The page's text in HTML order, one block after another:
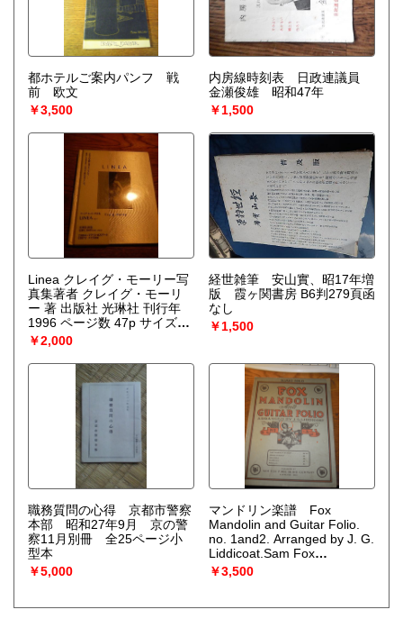
都ホテルご案内パンフ 戦
前 欧文
￥3,500
内房線時刻表 日政連議員
金瀬俊雄 昭和47年
￥1,500
Linea クレイグ・モーリー写
真集著者 クレイグ・モーリ
ー 著 出版社 光琳社 刊行年
1996 ページ数 47p サイズ
17×14cm ISBN 4771302278
状態 アクリルカバーに経年
のいたみあります。 解説 初
版 カバー 帯
￥2,000
経世雑筆 安山實、昭17年増
版 霞ヶ関書房 B6判279頁函
なし
￥1,500
職務質問の心得 京都市警察
本部 昭和27年9月 京の警
察11月別冊 全25ページ小
型本
￥5,000
マンドリン楽譜 Fox
Mandolin and Guitar Folio.
no. 1and2. Arranged by J. G.
Liddicoat.Sam Fox
￥3,500